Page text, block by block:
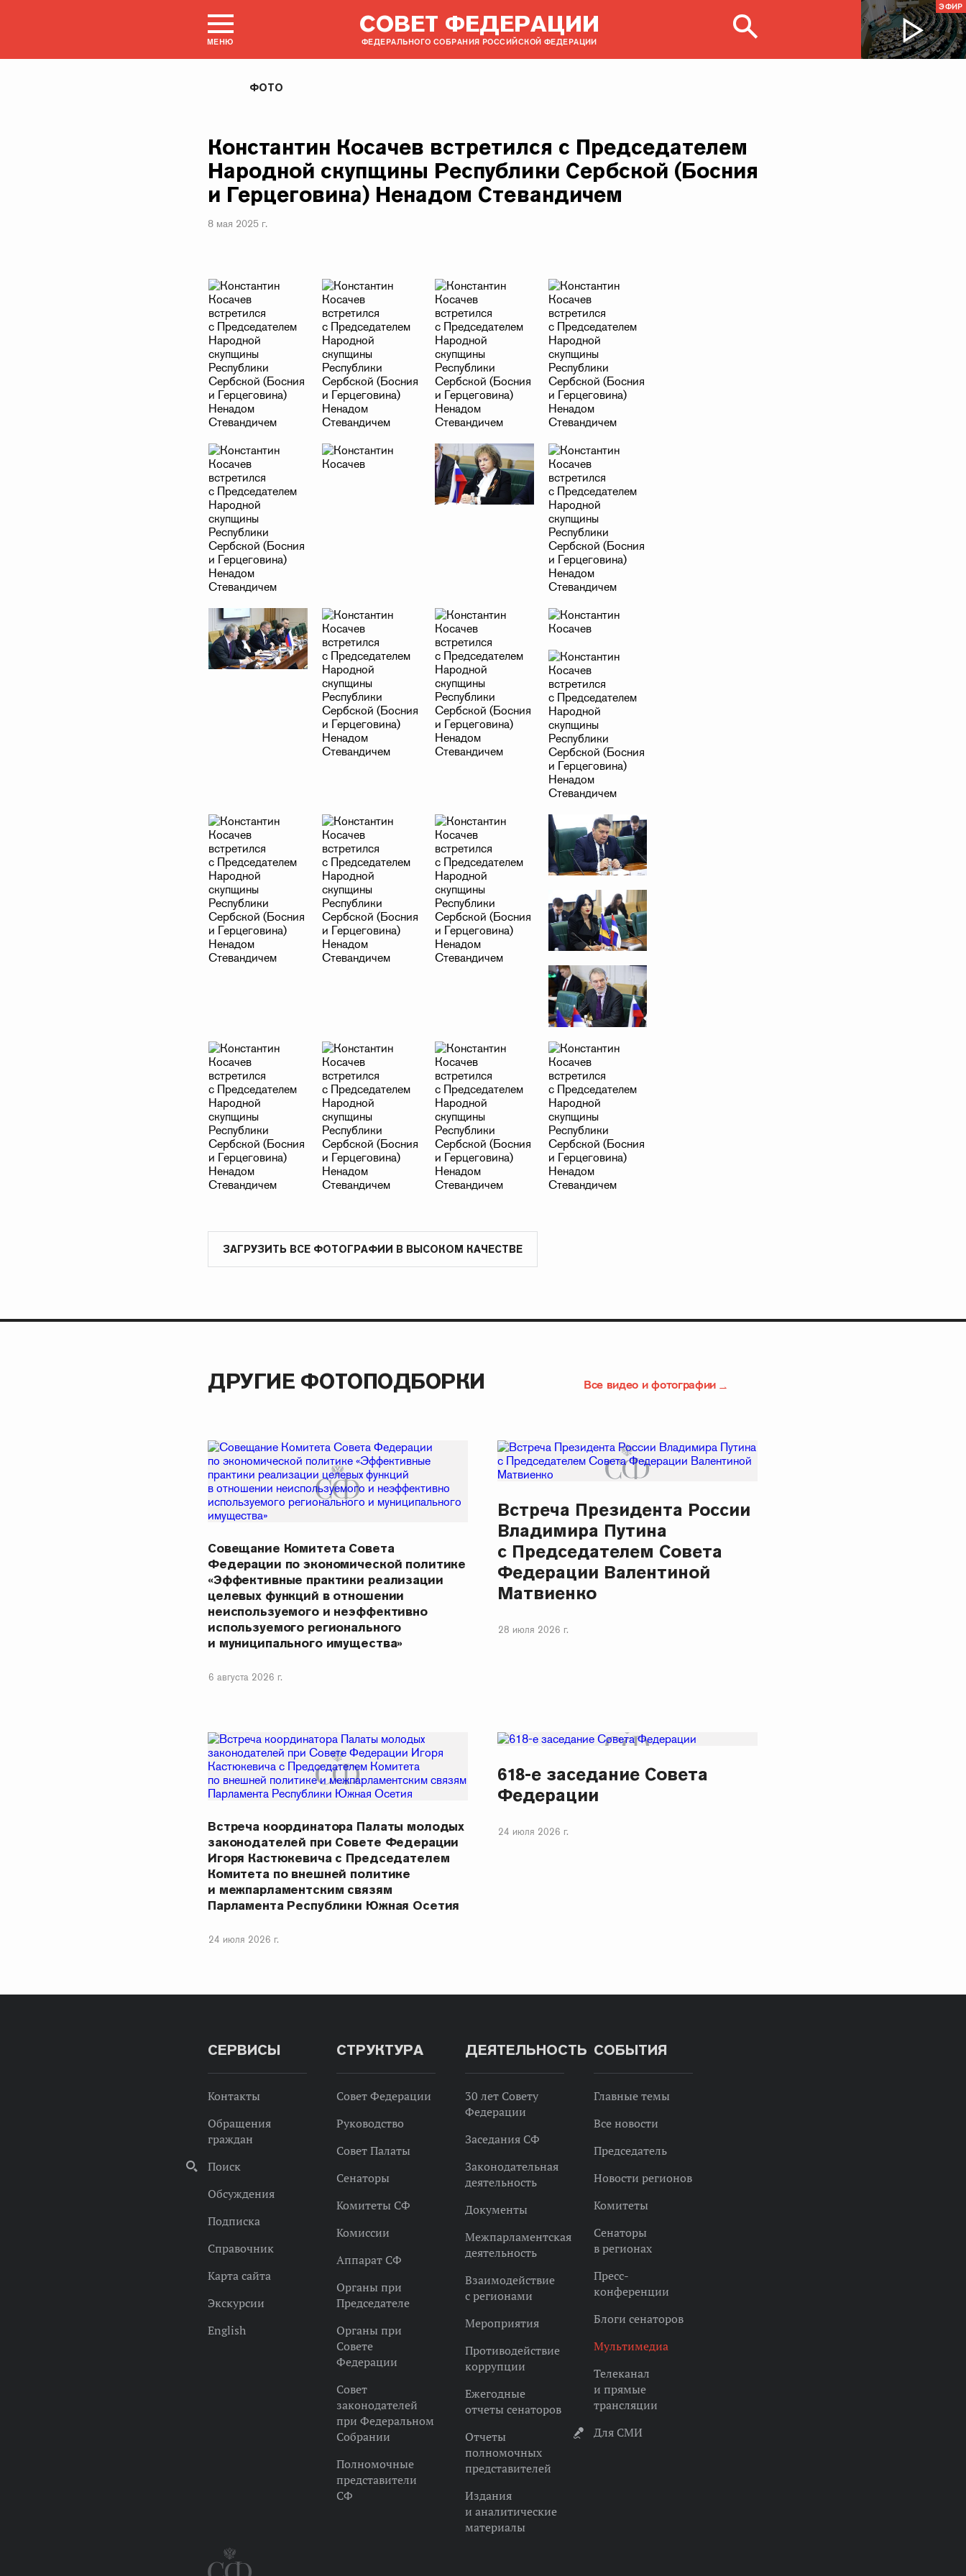
МЕНЮ
СОВЕТ ФЕДЕРАЦИИ
ФЕДЕРАЛЬНОГО СОБРАНИЯ РОССИЙСКОЙ ФЕДЕРАЦИИ
ЭФИР
ФОТО
Константин Косачев встретился с Председателем
Народной скупщины Республики Сербской (Босния
и Герцеговина) Ненадом Стевандичем
8 мая 2025 г.
ЗАГРУЗИТЬ ВСЕ ФОТОГРАФИИ В ВЫСОКОМ КАЧЕСТВЕ
ДРУГИЕ ФОТОПОДБОРКИ Все видео и фотографии
Совещание Комитета Совета
Федерации по экономической политике
«Эффективные практики реализации
целевых функций в отношении
неиспользуемого и неэффективно
используемого регионального
и муниципального имущества»
6 августа 2026 г.
Встреча Президента России
Владимира Путина
с Председателем Совета
Федерации Валентиной
Матвиенко
28 июля 2026 г.
Встреча координатора Палаты молодых
законодателей при Совете Федерации
Игоря Кастюкевича с Председателем
Комитета по внешней политике
и межпарламентским связям
Парламента Республики Южная Осетия
24 июля 2026 г.
618-е заседание Совета
Федерации
24 июля 2026 г.
СЕРВИСЫ
Контакты
Обращения
граждан
Поиск
Обсуждения
Подписка
Справочник
Карта сайта
Экскурсии
English
СТРУКТУРА
Совет Федерации
Руководство
Совет Палаты
Сенаторы
Комитеты СФ
Комиссии
Аппарат СФ
Органы при
Председателе
Органы при
Совете
Федерации
Совет
законодателей
при Федеральном
Собрании
Полномочные
представители
СФ
ДЕЯТЕЛЬНОСТЬ
30 лет Совету
Федерации
Заседания СФ
Законодательная
деятельность
Документы
Межпарламентская
деятельность
Взаимодействие
с регионами
Мероприятия
Противодействие
коррупции
Ежегодные
отчеты сенаторов
Отчеты
полномочных
представителей
Издания
и аналитические
материалы
СОБЫТИЯ
Главные темы
Все новости
Председатель
Новости регионов
Комитеты
Сенаторы
в регионах
Пресс-
конференции
Блоги сенаторов
Мультимедиа
Телеканал
и прямые
трансляции
Для СМИ